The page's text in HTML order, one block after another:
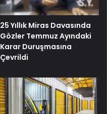
25 Yıllık Miras Davasında
Gözler Temmuz Ayındaki
Karar Duruşmasına
Çevrildi